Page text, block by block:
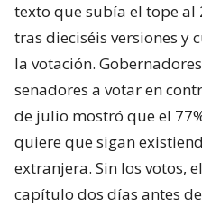
texto que subía el tope al
tras dieciséis versiones y
la votación.
senadores a votar en
de julio mostró que el
quiere que sigan
extranjera. Sin los votos,
capítulo dos días antes